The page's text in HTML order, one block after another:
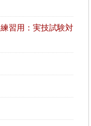
習用：実技試験対